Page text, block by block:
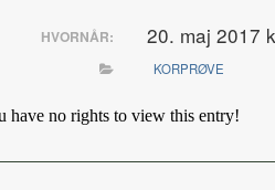
HVORNÅR: 20. maj 2017
KORPRØVE
have no rights to view this entry!